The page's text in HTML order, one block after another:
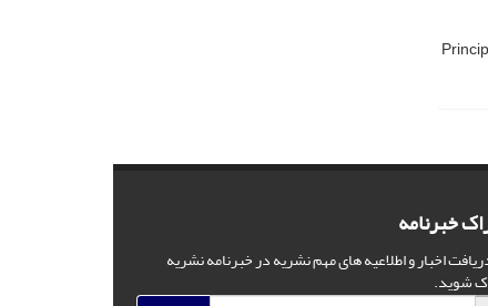
خبرنامه
اخبار و اطلاعیه های مهم نشریه در خبرنامه نشریه
شوید.